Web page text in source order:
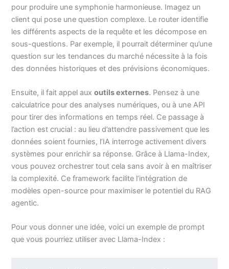
pour produire une symphonie harmonieuse. Imagez un
client qui pose une question complexe. Le router identifie
les différents aspects de la requête et les décompose en
sous-questions. Par exemple, il pourrait déterminer qu’une
question sur les tendances du marché nécessite à la fois
des données historiques et des prévisions économiques.
Ensuite, il fait appel auxoutils externes. Pensez à une
calculatrice pour des analyses numériques, ou à une API
pour tirer des informations en temps réel. Ce passage à
l’action est crucial : au lieu d’attendre passivement que les
données soient fournies, l’IA interroge activement divers
systèmes pour enrichir sa réponse. Grâce à Llama-Index,
vous pouvez orchestrer tout cela sans avoir à en maîtriser
la complexité. Ce framework facilite l’intégration de
modèles open-source pour maximiser le potentiel du RAG
agentic.
Pour vous donner une idée, voici un exemple de prompt
que vous pourriez utiliser avec Llama-Index :